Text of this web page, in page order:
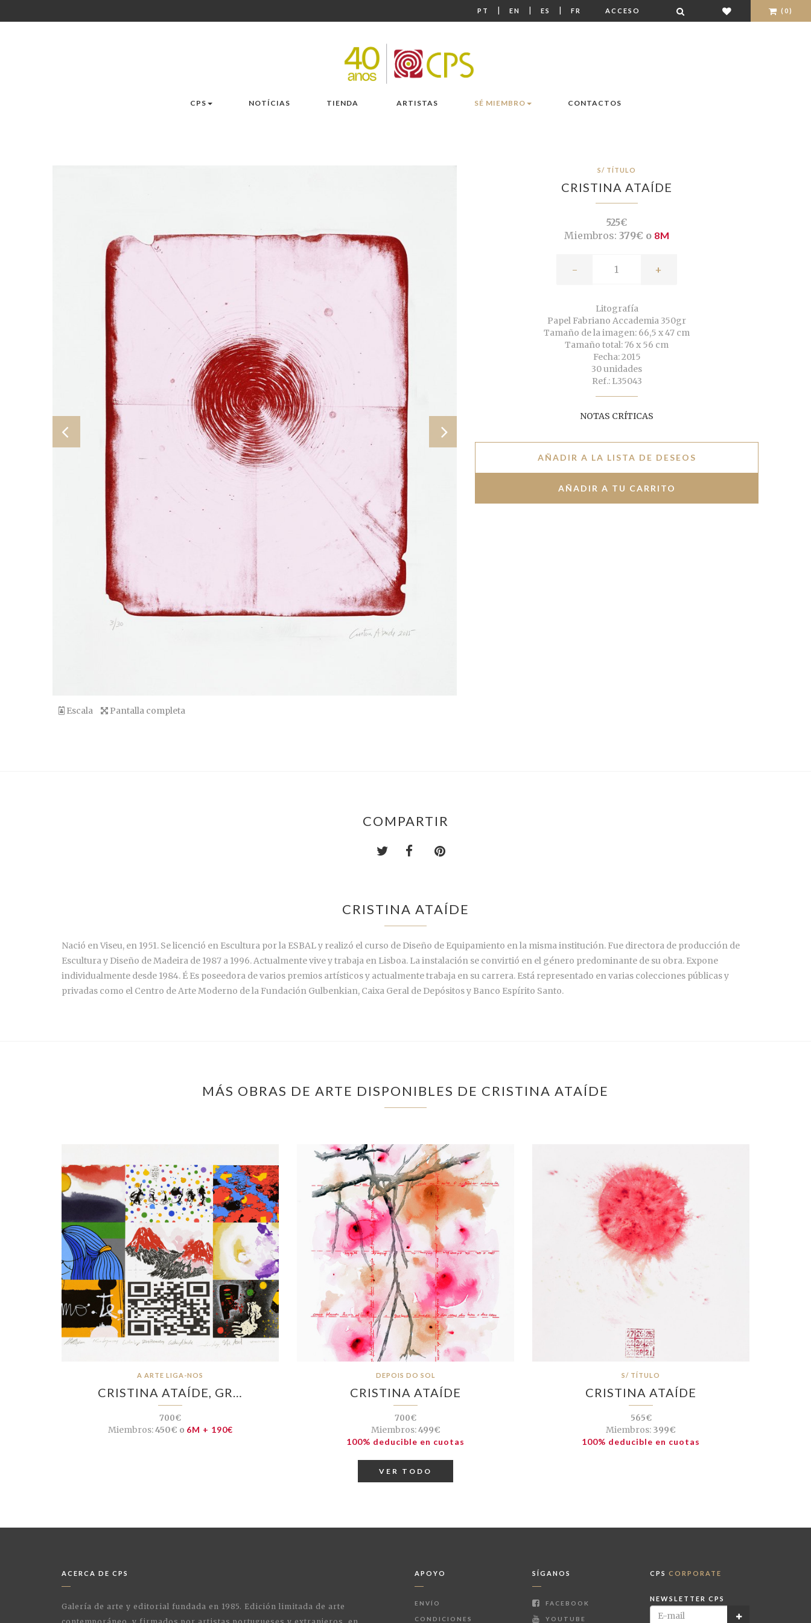
PT | EN | ES | FR ACCESO (0)
CPS NOTÍCIAS TIENDA ARTISTAS SÉ MIEMBRO CONTACTOS
Escala Pantalla completa
S/ TÍTULO
CRISTINA ATAÍDE
525€
Miembros: 379€ o 8M
- +
Litografía
Papel Fabriano Accademia 350gr
Tamaño de la imagen: 66,5 x 47 cm
Tamaño total: 76 x 56 cm
Fecha: 2015
30 unidades
Ref.: L35043
NOTAS CRÍTICAS
AÑADIR A LA LISTA DE DESEOS
COMPARTIR
CRISTINA ATAÍDE
Nació en Viseu, en 1951. Se licenció en Escultura por la ESBAL y realizó el curso de Diseño de Equipamiento en la misma institución. Fue directora de producción de
Escultura y Diseño de Madeira de 1987 a 1996. Actualmente vive y trabaja en Lisboa. La instalación se convirtió en el género predominante de su obra. Expone
individualmente desde 1984. É Es poseedora de varios premios artísticos y actualmente trabaja en su carrera. Está representado en varias colecciones públicas y
privadas como el Centro de Arte Moderno de la Fundación Gulbenkian, Caixa Geral de Depósitos y Banco Espírito Santo.
MÁS OBRAS DE ARTE DISPONIBLES DE CRISTINA ATAÍDE
A ARTE LIGA-NOS
CRISTINA ATAÍDE, GR…
700€
Miembros:450€ o 6M + 190€
DEPOIS DO SOL
CRISTINA ATAÍDE
700€
Miembros:499€
100% deducible en cuotas
S/ TÍTULO
CRISTINA ATAÍDE
565€
Miembros: 399€
100% deducible en cuotas
VER TODO
ACERCA DE CPS
Galería de arte y editorial fundada en 1985. Edición limitada de arte
APOYO
ENVÍO
CONDICIONES
SÍGANOS
FACEBOOK
YOUTUBE
CPS CORPORATE
NEWSLETTER CPS